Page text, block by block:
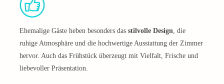
Ehemalige Gäste heben besonders das stilvolle Design, die
ruhige Atmosphäre und die hochwertige Ausstattung der Zimmer
hervor. Auch das Frühstück überzeugt mit Vielfalt, Frische und
liebevoller Präsentation.